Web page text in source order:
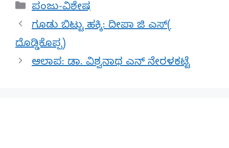
Categories
ಪಂಜು-ವಿಶೇಷ
ಗೂಡು ಬಿಟ್ಟು ಹಕ್ಕಿ: ದೀಪಾ ಜಿ ಎಸ್(
ದೊಡ್ಡಿಕೊಪ್ಪ)
ಆಲಾಪ: ಡಾ. ವಿಶ್ವನಾಥ ಎನ್ ನೇರಳಕಟ್ಟೆ